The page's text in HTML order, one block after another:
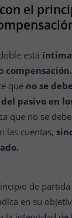
el
está
compensación.
que no se
pasivo en
que no se
las cuentas,
de
en su